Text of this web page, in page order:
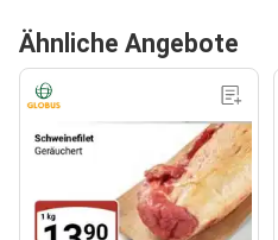
Ähnliche Angebote